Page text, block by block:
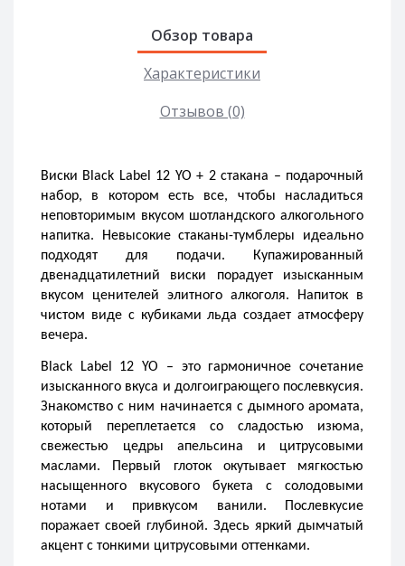
Обзор товара
Характеристики
Отзывов (0)
Виски Black Label 12 YO + 2 стакана – подарочный
набор, в котором есть все, чтобы насладиться
неповторимым вкусом шотландского алкогольного
напитка. Невысокие стаканы-тумблеры идеально
подходят для подачи. Купажированный
двенадцатилетний виски порадует изысканным
вкусом ценителей элитного алкоголя. Напиток в
чистом виде с кубиками льда создает атмосферу
вечера.
Black Label 12 YO – это гармоничное сочетание
изысканного вкуса и долгоиграющего послевкусия.
Знакомство с ним начинается с дымного аромата,
который переплетается со сладостью изюма,
свежестью цедры апельсина и цитрусовыми
маслами. Первый глоток окутывает мягкостью
насыщенного вкусового букета с солодовыми
нотами и привкусом ванили. Послевкусие
поражает своей глубиной. Здесь яркий дымчатый
акцент с тонкими цитрусовыми оттенками.